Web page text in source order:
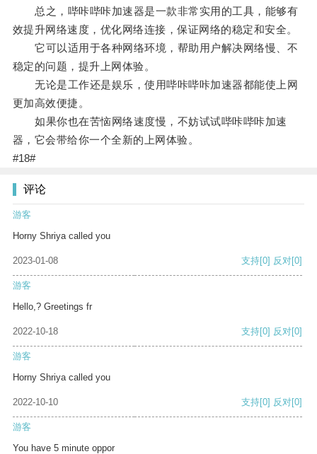
总之，哔咔哔咔加速器是一款非常实用的工具，能够有
效提升网络速度，优化网络连接，保证网络的稳定和安全。
它可以适用于各种网络环境，帮助用户解决网络慢、不
稳定的问题，提升上网体验。
无论是工作还是娱乐，使用哔咔哔咔加速器都能使上网
更加高效便捷。
如果你也在苦恼网络速度慢，不妨试试哔咔哔咔加速
器，它会带给你一个全新的上网体验。
#18#
评论
游客
Horny Shriya called you
2023-01-08 支持[0] 反对[0]
游客
Hello,? Greetings fr
2022-10-18 支持[0] 反对[0]
游客
Horny Shriya called you
2022-10-10 支持[0] 反对[0]
游客
You have 5 minute oppor